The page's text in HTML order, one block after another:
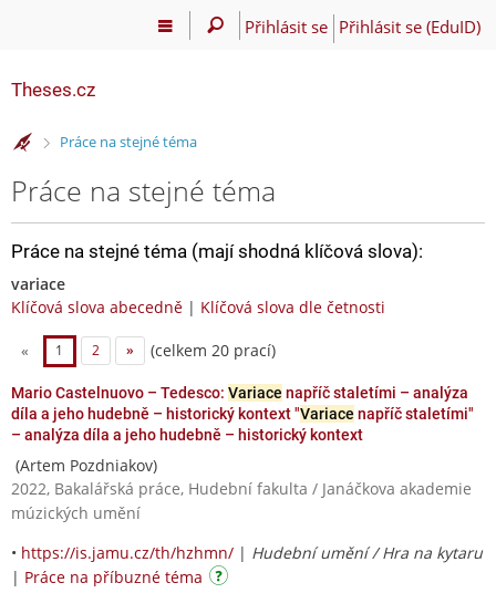
Přihlásit se Přihlásit se (EduID)
Theses.cz
>Práce na stejné téma
Práce na stejné téma
Práce na stejné téma (mají shodná klíčová slova):
variace
Klíčová slova abecedně | Klíčová slova dle četnosti
« 1 2 » (celkem 20 prací)
Mario Castelnuovo – Tedesco: Variace napříč staletími – analýza
díla a jeho hudebně – historický kontext "Variace napříč staletími"
– analýza díla a jeho hudebně – historický kontext
(Artem Pozdniakov)
2022, Bakalářská práce, Hudební fakulta / Janáčkova akademie
múzických umění
• https://is.jamu.cz/th/hzhmn/ | Hudební umění / Hra na kytaru
| Práce na příbuzné téma